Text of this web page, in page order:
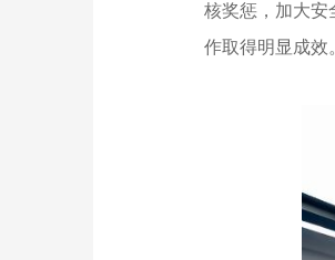
核奖惩，加大安
作取得明显成效